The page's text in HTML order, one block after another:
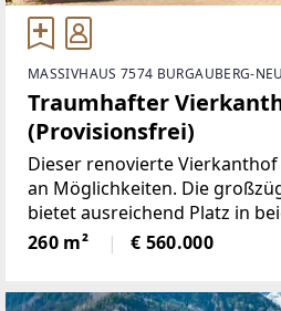
MASSIVHAUS 7574 BURGAUBERG-
Traumhafter
(Provisionsfrei)
Dieser renovierte
an Möglichkeiten. Die
bietet ausreichend Platz in
neben 5Schlafräumen, gibt es
neu renovierten Kachelofen,
260 m² € 560.000